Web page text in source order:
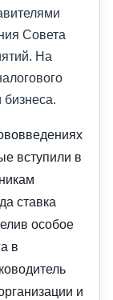
Совета
На
вступили в
ставка
особое
в
и